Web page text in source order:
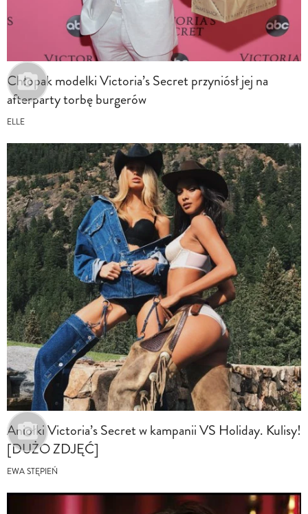
Chłopak modelki Victoria’s Secret przyniósł jej na
afterparty torbę burgerów
ELLE
Aniołki Victoria’s Secret w kampanii VS Holiday. Kulisy!
[DUŻO ZDJĘĆ]
EWA STĘPIEŃ